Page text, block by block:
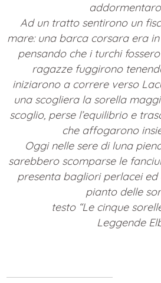
Ad un tratto sentirono un
mare: una barca corsara era
pensando che i turchi
ragazze fuggirono
iniziarono a correre verso
una scogliera la sorella
scoglio, perse l’equilibrio e
che affogarono
Oggi nelle sere di luna
sarebbero scomparse le
presenta bagliori perlacei ed
pianto delle
testo “Le cinque
Leggende